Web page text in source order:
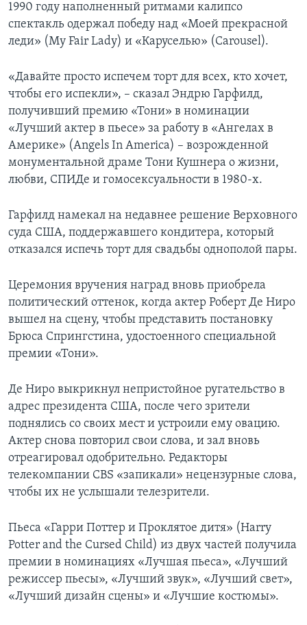
1990 году наполненный ритмами калипсо
спектакль одержал победу над «Моей прекрасной
леди» (My Fair Lady) и «Каруселью» (Carousel).
«Давайте просто испечем торт для всех, кто хочет,
чтобы его испекли», – сказал Эндрю Гарфилд,
получивший премию «Тони» в номинации
«Лучший актер в пьесе» за работу в «Ангелах в
Америке» (Angels In America) – возрожденной
монументальной драме Тони Кушнера о жизни,
любви, СПИДе и гомосексуальности в 1980-х.
Гарфилд намекал на недавнее решение Верховного
суда США, поддержавшего кондитера, который
отказался испечь торт для свадьбы однополой пары.
Церемония вручения наград вновь приобрела
политический оттенок, когда актер Роберт Де Ниро
вышел на сцену, чтобы представить постановку
Брюса Спрингстина, удостоенного специальной
премии «Тони».
Де Ниро выкрикнул непристойное ругательство в
адрес президента США, после чего зрители
поднялись со своих мест и устроили ему овацию.
Актер снова повторил свои слова, и зал вновь
отреагировал одобрительно. Редакторы
телекомпании CBS «запикали» нецензурные слова,
чтобы их не услышали телезрители.
Пьеса «Гарри Поттер и Проклятое дитя» (Harry
Potter and the Cursed Child) из двух частей получила
премии в номинациях «Лучшая пьеса», «Лучший
режиссер пьесы», «Лучший звук», «Лучший свет»,
«Лучший дизайн сцены» и «Лучшие костюмы».